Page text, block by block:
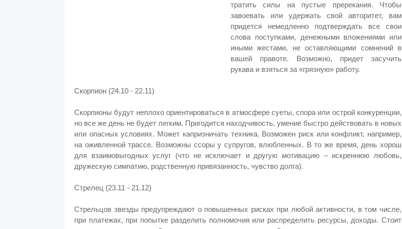
тратить силы на пустые пререкания. Чтобы
завоевать или удержать свой авторитет, вам
придется немедленно подтверждать все свои
слова поступками, денежными вложениями или
иными жестами, не оставляющими сомнений в
вашей правоте. Возможно, придет засучить
рукава и взяться за «грязную» работу.
Скорпион (24.10 - 22.11)
Скорпионы будут неплохо ориентироваться в атмосфере суеты, спора или острой конкуренции,
но все же день не будет легким. Пригодится находчивость, умение быстро действовать в новых
или опасных условиях. Может капризничать техника. Возможен риск или конфликт, например,
на оживленной трассе. Возможны ссоры у супругов, влюбленных. В то же время, день хорош
для взаимовыгодных услуг (что не исключает и другую мотивацию – искреннюю любовь,
дружескую симпатию, родственную привязанность, чувство долга).
Стрелец (23.11 - 21.12)
Стрельцов звезды предупреждают о повышенных рисках при любой активности, в том числе,
при платежах, при попытке разделить полномочия или распределить ресурсы, доходы. Стоит